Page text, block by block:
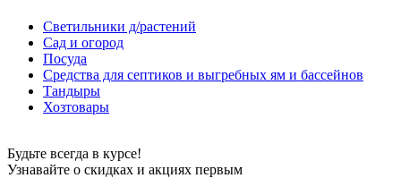
Светильники д/растений
Сад и огород
Посуда
Средства для септиков и выгребных ям и бассейнов
Тандыры
Хозтовары
Будьте всегда в курсе!
Узнавайте о скидках и акциях первым